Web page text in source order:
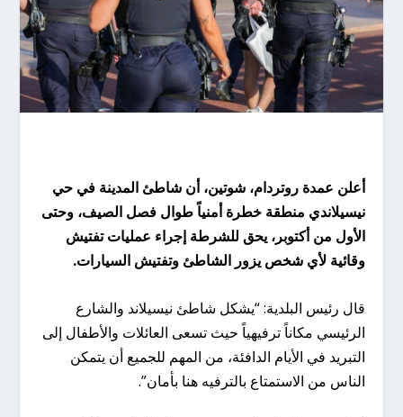
أعلن عمدة روتردام، شوتين، أن شاطئ المدينة في حي
نيسيلاندي منطقة خطرة أمنياً طوال فصل الصيف، وحتى
الأول من أكتوبر، يحق للشرطة إجراء عمليات تفتيش
وقائية لأي شخص يزور الشاطئ وتفتيش السيارات.
قال رئيس البلدية: “يشكل شاطئ نيسيلاند والشارع
الرئيسي مكاناً ترفيهياً حيث تسعى العائلات والأطفال إلى
التبريد في الأيام الدافئة، من المهم للجميع أن يتمكن
الناس من الاستمتاع بالترفيه هنا بأمان”.